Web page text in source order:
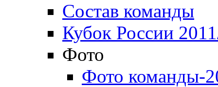
Состав команды
Кубок России
Фото
Фото команды-